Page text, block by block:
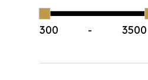
300 - 3500